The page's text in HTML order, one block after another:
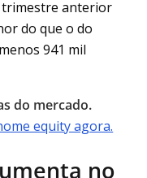
trimestre anterior
do que o do
941 mil
do mercado.
equity agora.
no